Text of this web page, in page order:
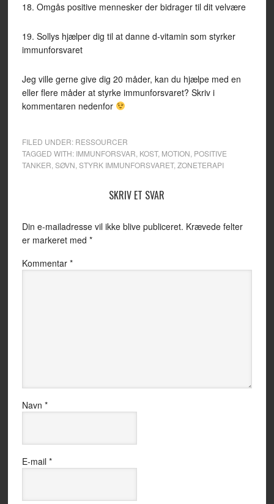
18. Omgås positive mennesker der bidrager til dit velvære
19. Sollys hjælper dig til at danne d-vitamin som styrker
immunforsvaret
Jeg ville gerne give dig 20 måder, kan du hjælpe med en
eller flere måder at styrke immunforsvaret? Skriv i
kommentaren nedenfor
FILED UNDER: RESSOURCER
TAGGED WITH: IMMUNFORSVAR KOST, MOTION POSITIVE
TANKER SØVN STYRK IMMUNFORSVARET, ZONETERAPI
SKRIV ET SVAR
Din e-mailadresse vil ikke blive publiceret. Krævede felter
er markeret med *
Kommentar *
Navn *
E-mail *